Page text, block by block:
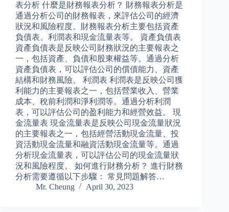
表分析 什麼是財務報表分析？ 財務報表分析是
通過分析公司的財務報表，來評估公司的經濟
狀況和風險程度。財務報表分析主要包括資產
負債表、利潤表和現金流量表等。 資產負債表
資產負債表是反映公司財務狀況的主要報表之
一，包括資產、負債和股東權益等。通過分析
資產負債表，可以評估公司的償債能力、資產
結構和財務風險。 利潤表 利潤表是反映公司獲
利能力的主要報表之一，包括營業收入、營業
成本、稅前利潤和淨利潤等。通過分析利潤
表，可以評估公司的盈利能力和經營效益。 現
金流量表 現金流量表是反映公司現金流量狀況
的主要報表之一，包括經營活動現金流量、投
資活動現金流量和融資活動現金流量等。通過
分析現金流量表，可以評估公司的現金流量狀
況和風險程度。 如何進行財務分析？ 進行財務
分析需要遵循以下步驟： 常見問題解答…
Mr. Cheung
April 30, 2023